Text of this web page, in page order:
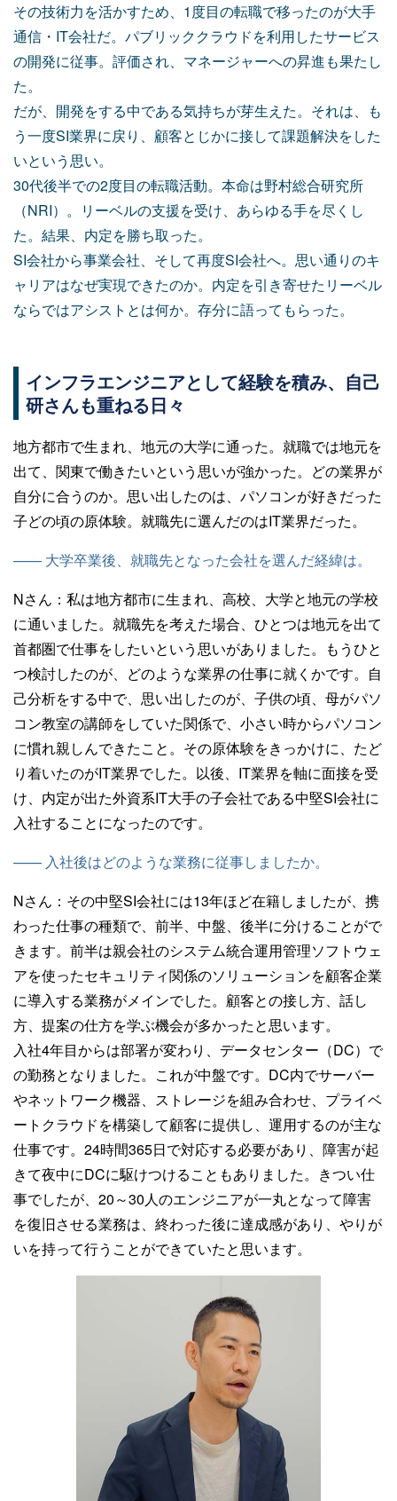
その技術力を活かすため、1度目の転職で移ったのが大手
通信・IT会社だ。パブリッククラウドを利用したサービス
の開発に従事。評価され、マネージャーへの昇進も果たし
た。
だが、開発をする中である気持ちが芽生えた。それは、も
う一度SI業界に戻り、顧客とじかに接して課題解決をした
いという思い。
30代後半での2度目の転職活動。本命は野村総合研究所
（NRI）。リーベルの支援を受け、あらゆる手を尽くし
た。結果、内定を勝ち取った。
SI会社から事業会社、そして再度SI会社へ。思い通りのキ
ャリアはなぜ実現できたのか。内定を引き寄せたリーベル
ならではアシストとは何か。存分に語ってもらった。
インフラエンジニアとして経験を積み、自己
研さんも重ねる日々
地方都市で生まれ、地元の大学に通った。就職では地元を
出て、関東で働きたいという思いが強かった。どの業界が
自分に合うのか。思い出したのは、パソコンが好きだった
子どの頃の原体験。就職先に選んだのはIT業界だった。
—— 大学卒業後、就職先となった会社を選んだ経緯は。
Nさん： 私は地方都市に生まれ、高校、大学と地元の学校
に通いました。就職先を考えた場合、ひとつは地元を出て
首都圏で仕事をしたいという思いがありました。もうひと
つ検討したのが、どのような業界の仕事に就くかです。自
己分析をする中で、思い出したのが、子供の頃、母がパソ
コン教室の講師をしていた関係で、小さい時からパソコン
に慣れ親しんできたこと。その原体験をきっかけに、たど
り着いたのがIT業界でした。以後、IT業界を軸に面接を受
け、内定が出た外資系IT大手の子会社である中堅SI会社に
入社することになったのです。
—— 入社後はどのような業務に従事しましたか。
Nさん： その中堅SI会社には13年ほど在籍しましたが、携
わった仕事の種類で、前半、中盤、後半に分けることがで
きます。前半は親会社のシステム統合運用管理ソフトウェ
アを使ったセキュリティ関係のソリューションを顧客企業
に導入する業務がメインでした。顧客との接し方、話し
方、提案の仕方を学ぶ機会が多かったと思います。
入社4年目からは部署が変わり、データセンター（DC）で
の勤務となりました。これが中盤です。DC内でサーバー
やネットワーク機器、ストレージを組み合わせ、プライベ
ートクラウドを構築して顧客に提供し、運用するのが主な
仕事です。24時間365日で対応する必要があり、障害が起
きて夜中にDCに駆けつけることもありました。きつい仕
事でしたが、20～30人のエンジニアが一丸となって障害
を復旧させる業務は、終わった後に達成感があり、やりが
いを持って行うことができていたと思います。